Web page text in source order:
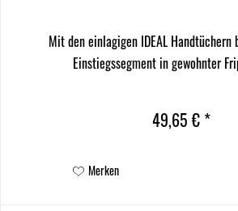
Mit den einlagigen IDEAL Handtüchern
Einstiegssegment in gewohnter
49,65 € *
Merken